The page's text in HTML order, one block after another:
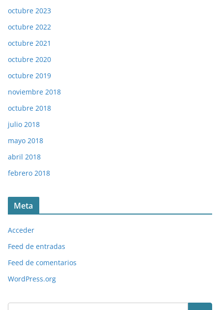
octubre 2023
octubre 2022
octubre 2021
octubre 2020
octubre 2019
noviembre 2018
octubre 2018
julio 2018
mayo 2018
abril 2018
febrero 2018
Meta
Acceder
Feed de entradas
Feed de comentarios
WordPress.org